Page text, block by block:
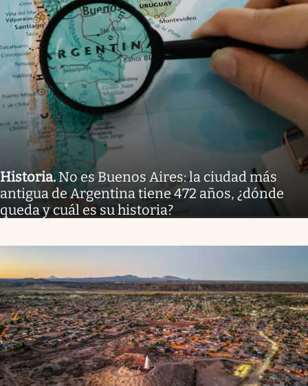
Historia. No es Buenos Aires: la ciudad más
antigua de Argentina tiene 472 años, ¿dónde
queda y cuál es su historia?